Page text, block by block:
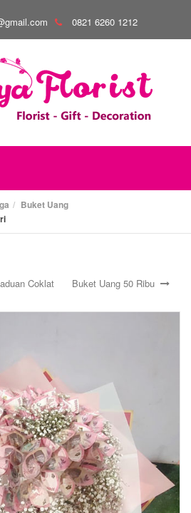
0821 6260 1212
Buket Uang
Coklat Buket Uang 50 Ribu